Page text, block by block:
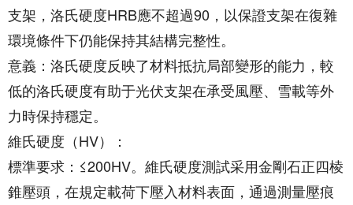
支架，洛氏硬度HRB應不超過90，以保證支架在復雜
環境條件下仍能保持其結構完整性。
意義：洛氏硬度反映了材料抵抗局部變形的能力，較
低的洛氏硬度有助于光伏支架在承受風壓、雪載等外
力時保持穩定。
維氏硬度（HV）：
標準要求：≤200HV。維氏硬度測試采用金剛石正四棱
錐壓頭，在規定載荷下壓入材料表面，通過測量壓痕